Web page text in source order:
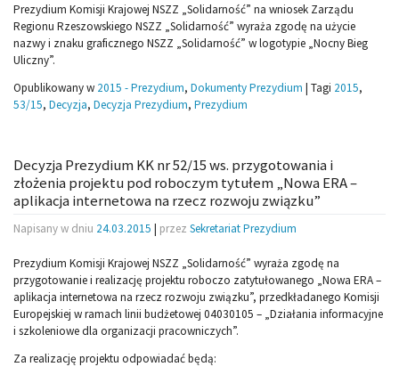
Prezydium Komisji Krajowej NSZZ „Solidarność” na wniosek Zarządu
Regionu Rzeszowskiego NSZZ „Solidarność” wyraża zgodę na użycie
nazwy i znaku graficznego NSZZ „Solidarność” w logotypie „Nocny Bieg
Uliczny”.
Opublikowany w 2015 - Prezydium, Dokumenty Prezydium | Tagi 2015,
53/15, Decyzja, Decyzja Prezydium, Prezydium
Decyzja Prezydium KK nr 52/15 ws. przygotowania i
złożenia projektu pod roboczym tytułem „Nowa ERA –
aplikacja internetowa na rzecz rozwoju związku”
Napisany w dniu 24.03.2015 | przez Sekretariat Prezydium
Prezydium Komisji Krajowej NSZZ „Solidarność” wyraża zgodę na
przygotowanie i realizację projektu roboczo zatytułowanego „Nowa ERA –
aplikacja internetowa na rzecz rozwoju związku”, przedkładanego Komisji
Europejskiej w ramach linii budżetowej 04030105 – „Działania informacyjne
i szkoleniowe dla organizacji pracowniczych”.
Za realizację projektu odpowiadać będą: